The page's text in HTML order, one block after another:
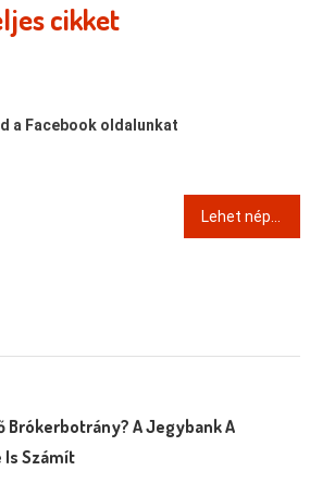
cikket
a Facebook oldalunkat
Brókerbotrány? A Jegybank A
Is Számít